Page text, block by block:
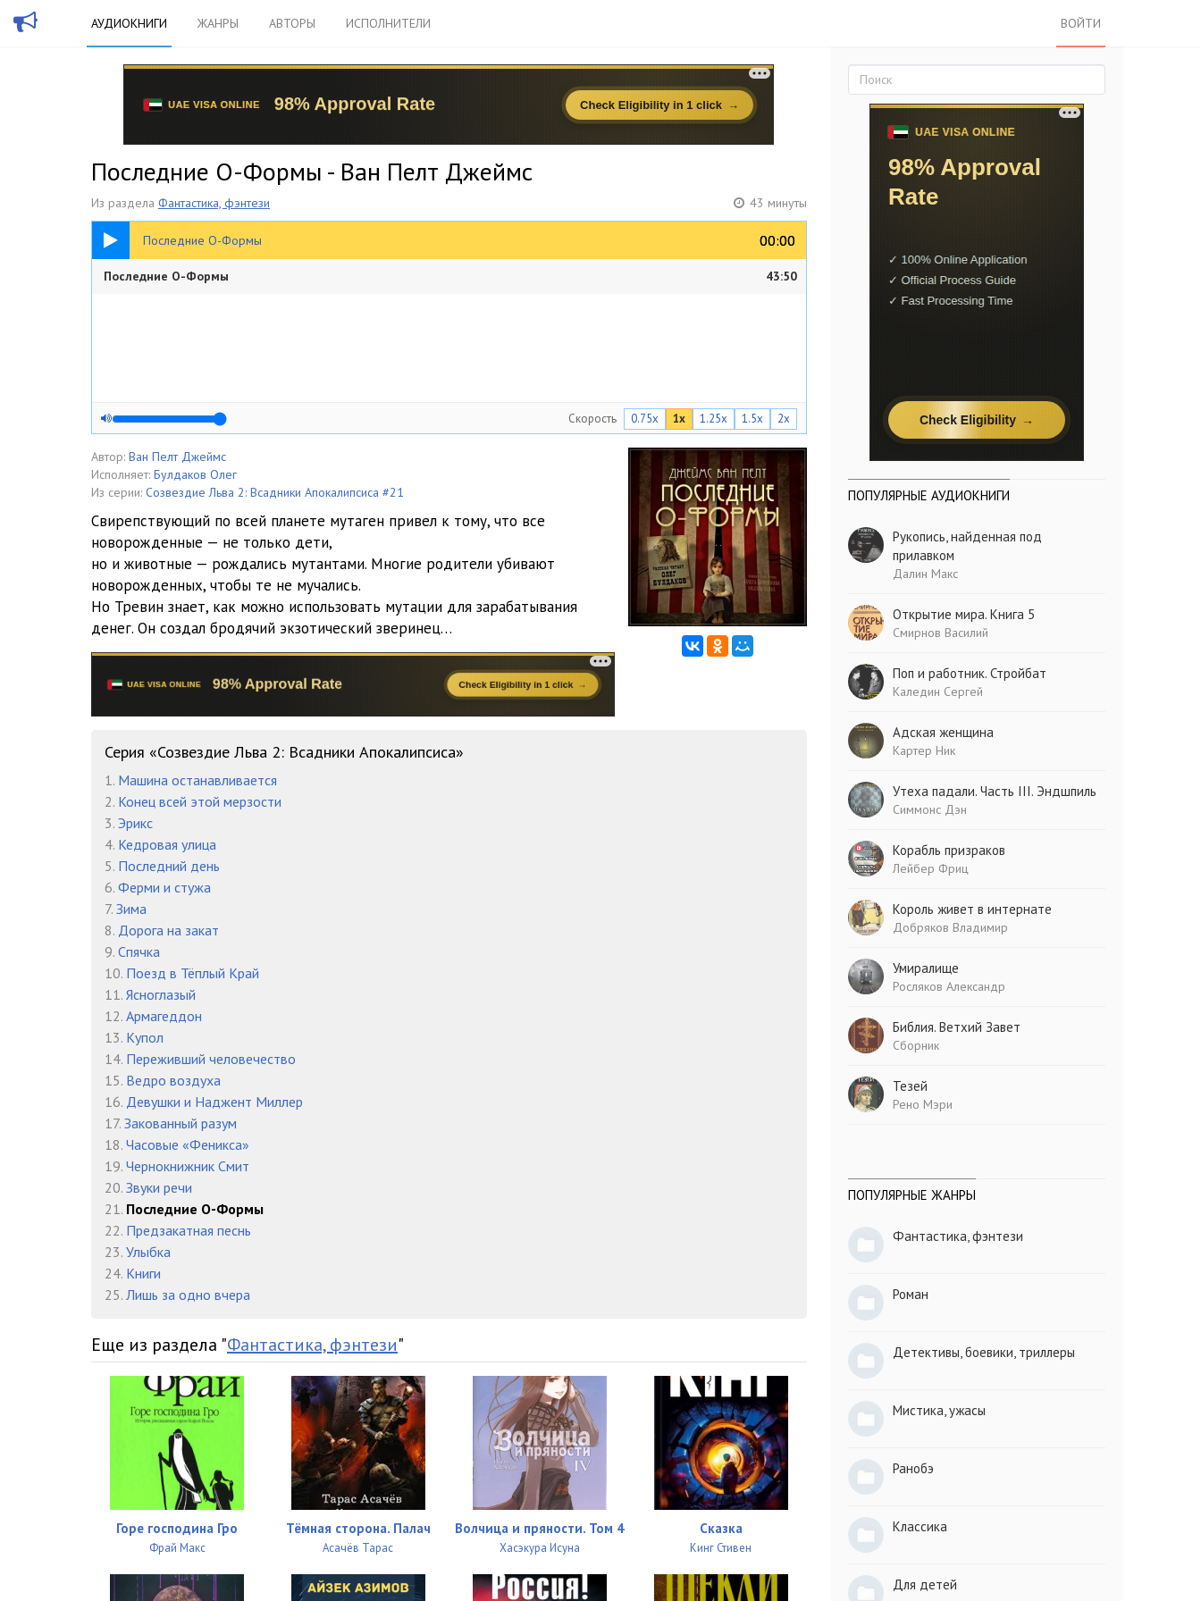
АУДИОКНИГИ ЖАНРЫ АВТОРЫ ИСПОЛНИТЕЛИ ВОЙТИ
Последние О-Формы - Ван Пелт Джеймс
Из раздела Фантастика, фэнтези 43 минуты
Последние О-Формы 00:00
00:00
43:50
Последние О-Формы 43:50
Скорость 0.75x 1x 1.25x 1.5x 2x
Автор: Ван Пелт Джеймс
Исполняет: Булдаков Олег
Из серии: Созвездие Льва 2: Всадники Апокалипсиса #21
Свирепствующий по всей планете мутаген привел к тому, что все
новорожденные — не только дети,
но и животные — рождались мутантами. Многие родители убивают
новорожденных, чтобы те не мучались.
Но Тревин знает, как можно использовать мутации для зарабатывания
денег. Он создал бродячий экзотический зверинец…
Серия «Созвездие Льва 2: Всадники Апокалипсиса»
1. Машина останавливается
2. Конец всей этой мерзости
3. Эрикс
4. Кедровая улица
5. Последний день
6. Ферми и стужа
7. Зима
8. Дорога на закат
9. Спячка
10. Поезд в Тёплый Край
11. Ясноглазый
12. Армагеддон
13. Купол
14. Переживший человечество
15. Ведро воздуха
16. Девушки и Наджент Миллер
17. Закованный разум
18. Часовые «Феникса»
19. Чернокнижник Смит
20. Звуки речи
21. Последние О-Формы
22. Предзакатная песнь
23. Улыбка
24. Книги
25. Лишь за одно вчера
Еще из раздела "Фантастика, фэнтези"
Горе господина Гро
Фрай Макс
Тёмная сторона. Палач
Асачёв Тарас
Волчица и пряности. Том 4
Хасэкура Исуна
Сказка
Кинг Стивен
ПОПУЛЯРНЫЕ АУДИОКНИГИ
Рукопись, найденная под
прилавком
Далин Макс
Открытие мира. Книга 5
Смирнов Василий
Поп и работник. Стройбат
Каледин Сергей
Адская женщина
Картер Ник
Утеха падали. Часть III. Эндшпиль
Симмонс Дэн
Корабль призраков
Лейбер Фриц
Король живет в интернате
Добряков Владимир
Умиралище
Росляков Александр
Библия. Ветхий Завет
Сборник
Тезей
Рено Мэри
ПОПУЛЯРНЫЕ ЖАНРЫ
Фантастика, фэнтези
Роман
Детективы, боевики, триллеры
Мистика, ужасы
Ранобэ
Классика
Для детей